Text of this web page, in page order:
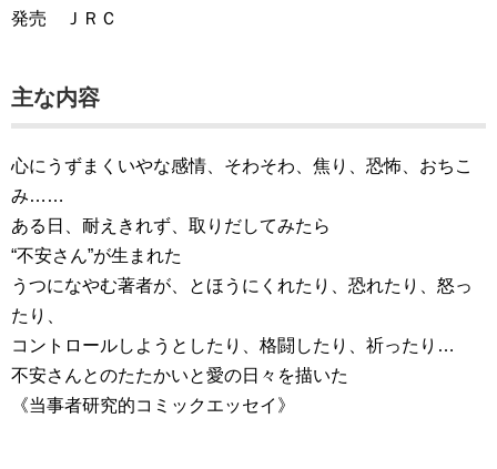
発売 ＪＲＣ
主な内容
心にうずまくいやな感情、そわそわ、焦り、恐怖、おちこ
み……
ある日、耐えきれず、取りだしてみたら
“不安さん”が生まれた
うつになやむ著者が、とほうにくれたり、恐れたり、怒っ
たり、
コントロールしようとしたり、格闘したり、祈ったり…
不安さんとのたたかいと愛の日々を描いた
《当事者研究的コミックエッセイ》